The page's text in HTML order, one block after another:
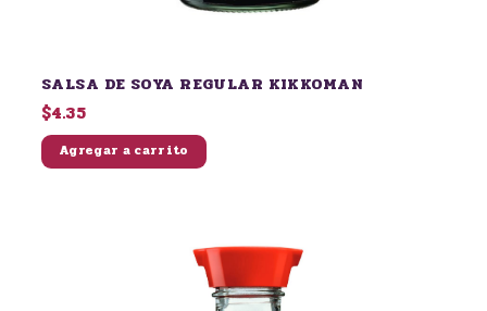
SALSA DE SOYA REGULAR KIKKOMAN
$4.35
Agregar a carrito